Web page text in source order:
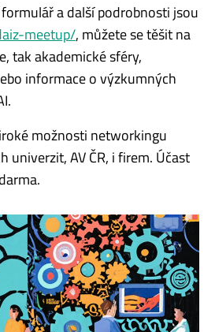
a další podrobnosti jsou
meetup/, můžete se těšit na
tak akademické sféry,
informace o výzkumných
možnosti networkingu
univerzit, AV ČR, i firem. Účast